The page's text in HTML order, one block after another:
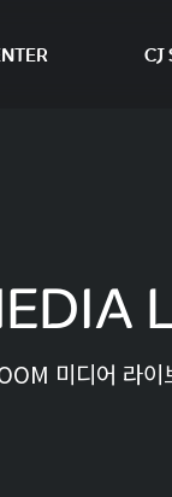
CJ
미디어 라이